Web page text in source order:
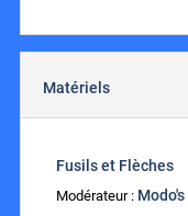
Matériels
Fusils et Flèches
Modérateur : Modo's